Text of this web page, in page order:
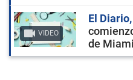
VIDEO
El
de